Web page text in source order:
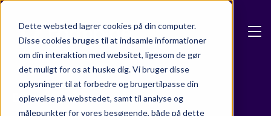
Dette websted lagrer cookies på din computer.
Disse cookies bruges til at indsamle informationer
om din interaktion med websitet, ligesom de gør
det muligt for os at huske dig. Vi bruger disse
oplysninger til at forbedre og brugertilpasse din
oplevelse på webstedet, samt til analyse og
målepunkter for vores besøgende, både på dette
Skip to main content
Events